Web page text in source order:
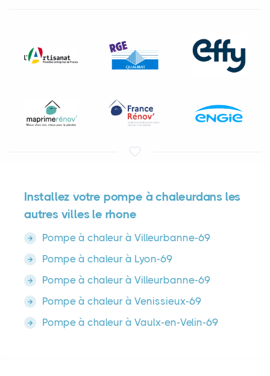
Installez votre pompe à chaleurdans les
autres villes le rhone
Pompe à chaleur à Villeurbanne-69
Pompe à chaleur à Lyon-69
Pompe à chaleur à Villeurbanne-69
Pompe à chaleur à Venissieux-69
Pompe à chaleur à Vaulx-en-Velin-69